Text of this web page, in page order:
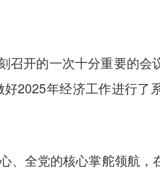
开的一次十分重要的会
2025年经济工作进行了
全党的核心掌舵领航